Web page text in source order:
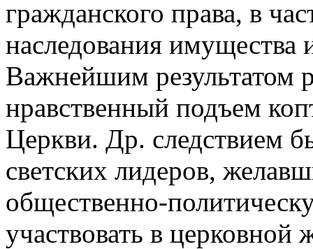
гражданского права, в
наследования
Важнейшим результатом
нравственный подъем
Церкви. Др. следствием
светских лидеров,
общественно-
участвовать в церковной